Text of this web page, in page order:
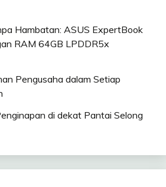
Hambatan: ASUS ExpertBook
RAM 64GB LPDDR5x
Pengusaha dalam Setiap
di dekat Pantai Selong